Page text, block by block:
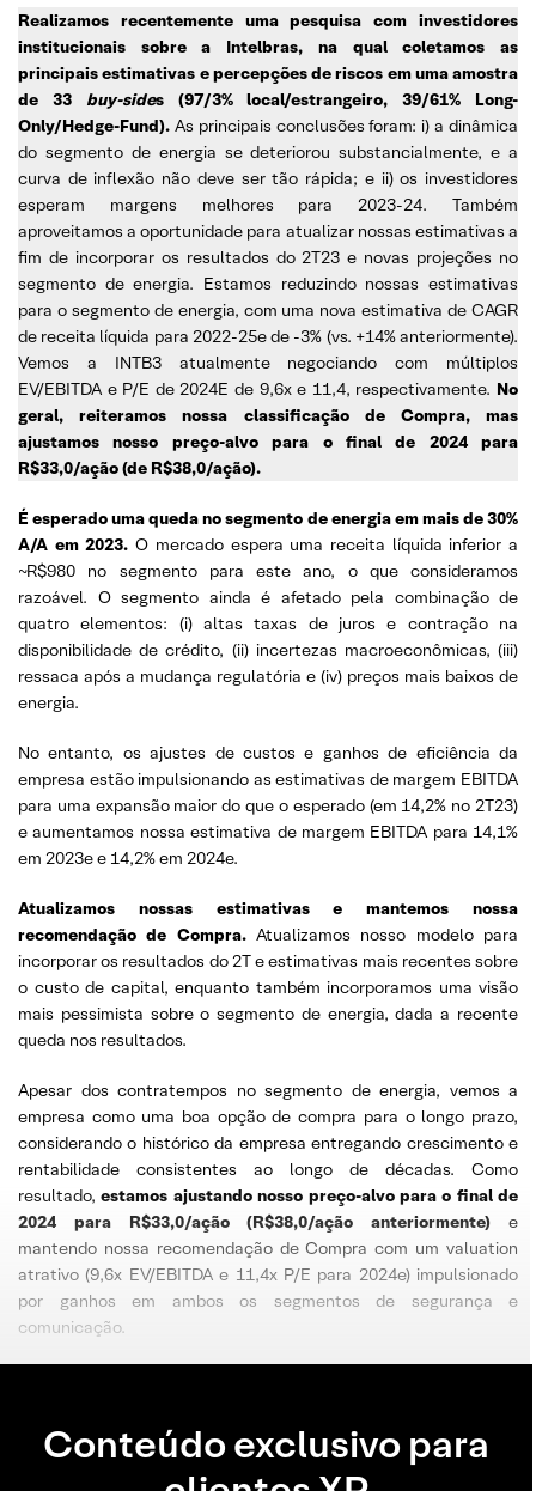
Realizamos recentemente uma pesquisa com investidores
institucionais sobre a Intelbras, na qual coletamos as
principais estimativas e percepções de riscos em uma amostra
de 33 buy-sides (97/3% local/estrangeiro, 39/61% Long-
Only/Hedge-Fund). As principais conclusões foram: i) a dinâmica
do segmento de energia se deteriorou substancialmente, e a
curva de inflexão não deve ser tão rápida; e ii) os investidores
esperam margens melhores para 2023-24. Também
aproveitamos a oportunidade para atualizar nossas estimativas a
fim de incorporar os resultados do 2T23 e novas projeções no
segmento de energia. Estamos reduzindo nossas estimativas
para o segmento de energia, com uma nova estimativa de CAGR
de receita líquida para 2022-25e de -3% (vs. +14% anteriormente).
Vemos a INTB3 atualmente negociando com múltiplos
EV/EBITDA e P/E de 2024E de 9,6x e 11,4, respectivamente. No
geral, reiteramos nossa classificação de Compra, mas
ajustamos nosso preço-alvo para o final de 2024 para
R$33,0/ação (de R$38,0/ação).
É esperado uma queda no segmento de energia em mais de 30%
A/A em 2023. O mercado espera uma receita líquida inferior a
~R$980 no segmento para este ano, o que consideramos
razoável. O segmento ainda é afetado pela combinação de
quatro elementos: (i) altas taxas de juros e contração na
disponibilidade de crédito, (ii) incertezas macroeconômicas, (iii)
ressaca após a mudança regulatória e (iv) preços mais baixos de
energia.
No entanto, os ajustes de custos e ganhos de eficiência da
empresa estão impulsionando as estimativas de margem EBITDA
para uma expansão maior do que o esperado (em 14,2% no 2T23)
e aumentamos nossa estimativa de margem EBITDA para 14,1%
em 2023e e 14,2% em 2024e.
Atualizamos nossas estimativas e mantemos nossa
recomendação de Compra. Atualizamos nosso modelo para
incorporar os resultados do 2T e estimativas mais recentes sobre
o custo de capital, enquanto também incorporamos uma visão
mais pessimista sobre o segmento de energia, dada a recente
queda nos resultados.
Apesar dos contratempos no segmento de energia, vemos a
empresa como uma boa opção de compra para o longo prazo,
considerando o histórico da empresa entregando crescimento e
rentabilidade consistentes ao longo de décadas. Como
resultado,estamos ajustando nosso preço-alvo para o final de
2024 para R$33,0/ação (R$38,0/ação anteriormente) e
mantendo nossa recomendação de Compra com um valuation
atrativo (9,6x EV/EBITDA e 11,4x P/E para 2024e) impulsionado
por ganhos em ambos os segmentos de segurança e
comunicação.
Conteúdo exclusivo para